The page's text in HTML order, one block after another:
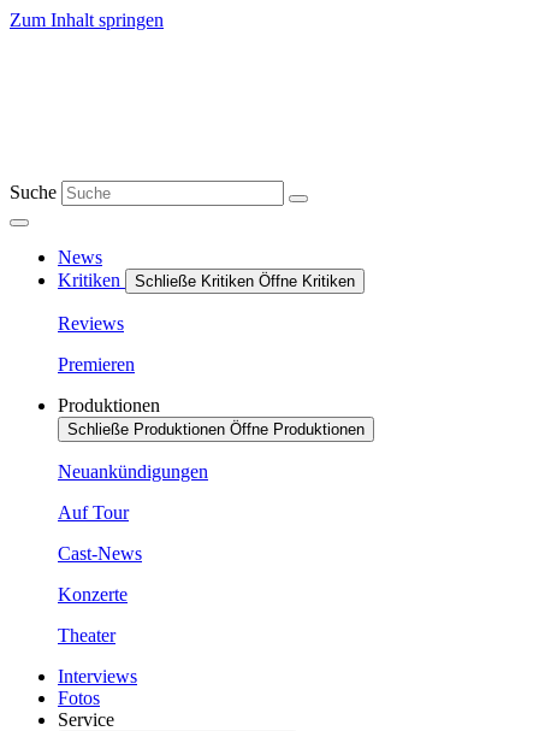
Zum Inhalt springen
Suche
News
Kritiken
Schließe Kritiken Öffne Kritiken
Reviews
Premieren
Produktionen
Schließe Produktionen Öffne Produktionen
Neuankündigungen
Auf Tour
Cast-News
Konzerte
Theater
Interviews
Fotos
Service